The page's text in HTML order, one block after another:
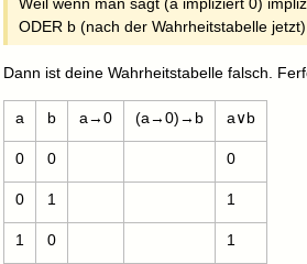
Weil wenn man sagt (a impliziert 0)
ODER b (nach der Wahrheitstabelle jetzt)
Dann ist deine Wahrheitstabelle falsch.
a b a→0 (a→0)→b a∨b
0 0 0
0 1 1
1 0 1